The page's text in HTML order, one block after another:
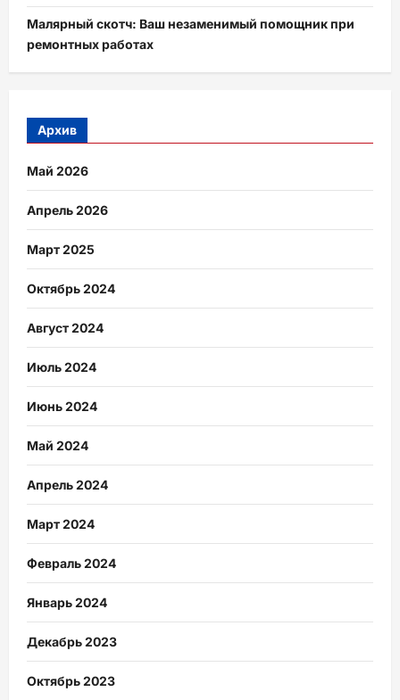
Малярный скотч: Ваш незаменимый помощник при
ремонтных работах
Архив
Май 2026
Апрель 2026
Март 2025
Октябрь 2024
Август 2024
Июль 2024
Июнь 2024
Май 2024
Апрель 2024
Март 2024
Февраль 2024
Январь 2024
Декабрь 2023
Октябрь 2023